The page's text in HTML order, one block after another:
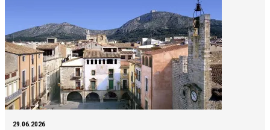
29.06.2026